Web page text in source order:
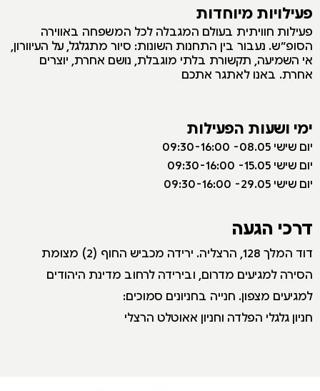
פעילויות מיוחדות
פעילות חוויתית בעולם המגבלה לכל המשפחה באווירה
הסופ״ש. נעבור בין התחנות השונות: סיור מתגלגל, על העיוורון,
אי השמיעה, תקשורת בלתי מוגבלת, נושם אחרת, יוצרים
אחרת. באנו לאתגר אתכם
ימי ושעות הפעילות
יום שישי 08.05- 09:30-16:00
יום שישי 15.05- 09:30-16:00
יום שישי 29.05- 09:30-16:00
דרכי הגעה
דוד המלך 128, הרצליה. ירידה מכביש החוף (2) מצומת
הסירה למגיעים מדרום, ובירידה לרחוב מדינת היהודים
למגיעים מצפון. חנייה בחניונים סמוכים:
חניון גלגלי הפלדה וחניון אאוטלט הרצלי